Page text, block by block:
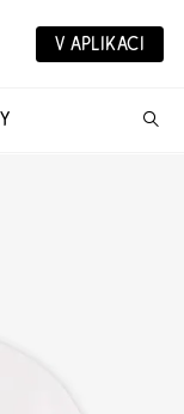
V APLIKACI